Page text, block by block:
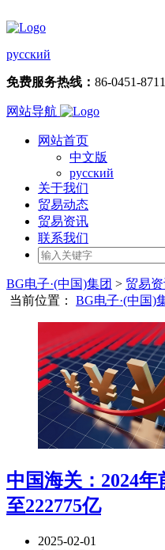
русский
免费服务热线： 86-0451-
网站导航
网站首页
中文版
русский
关于我们
贸易动态
贸易资讯
联系我们
BG电子·(中国)集团 > 贸易
当前位置： BG电子·(中国)
中国海关：2024
至222775亿
2025-02-01